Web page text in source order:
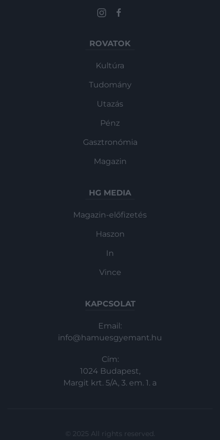
ROVATOK
Kultúra
Tudomány
Utazás
Pénz
Gasztronómia
Magazin
HG MEDIA
Magazin-előfizetés
Haszon
In
Vince
KAPCSOLAT
Email:
info@hamuesgyemant.hu
Cím:
1024 Budapest,
Margit krt. 5/A, 3. em. 1. a
© 2025 All rights reserved.